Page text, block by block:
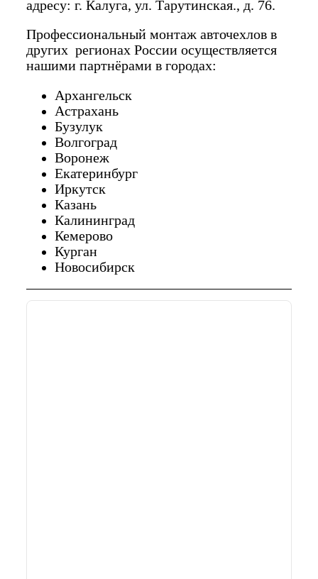
адресу: г. Калуга, ул. Тарутинская., д. 76.
Профессиональный монтаж авточехлов в
других регионах России осуществляется
нашими партнёрами в городах:
Архангельск
Астрахань
Бузулук
Волгоград
Воронеж
Екатеринбург
Иркутск
Казань
Калининград
Кемерово
Курган
Новосибирск